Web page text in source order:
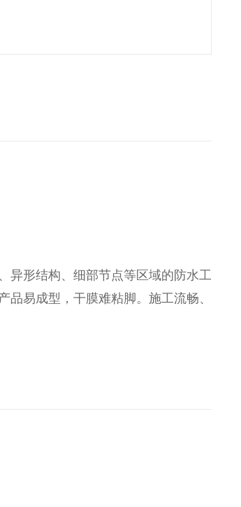
异形结构、细部节点等区域的防水工
易成型，干膜难粘脚。施工流畅、